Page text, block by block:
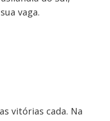
vaga.
vitórias cada. Na